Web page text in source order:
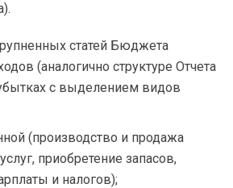
статей Бюджета
(аналогично структуре Отчета
с выделением видов
(производство и продажа
приобретение запасов,
и налогов);